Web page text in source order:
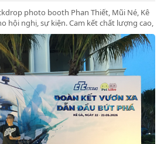
photo booth Phan Thiết, Mũi Né, Kê
hội nghị, sự kiện. Cam kết chất lượng cao,